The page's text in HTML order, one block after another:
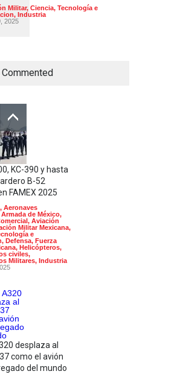
Militar, Ciencia, Tecnología e
, Industria
2025
KC-390 y hasta
B-52
FAMEX 2025
, Aeronaves
Armada de México,
, Aviación
Militar Mexicana,
e
, Defensa, Fuerza
, Helicópteros,
civiles,
Militares, Industria
desplaza al
como el avión
del mundo